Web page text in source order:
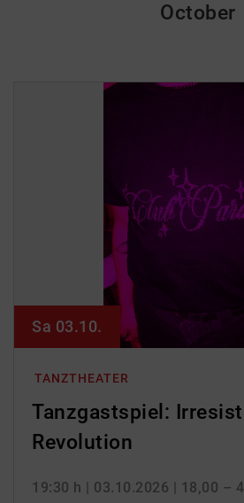
October
TANZTHEATER
Tanzgastspiel:
Revolution
19:30 h | 03.10.2026 | 18,00 –
Sa 03.10.